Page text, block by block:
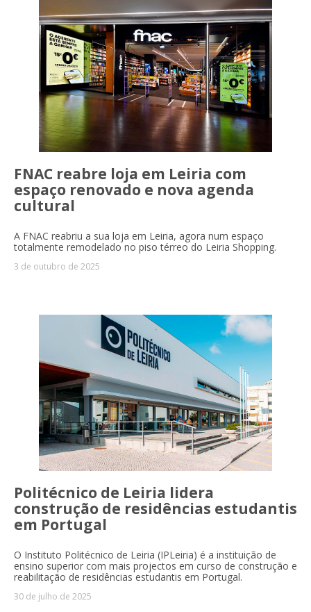
FNAC reabre loja em Leiria com
espaço renovado e nova agenda
cultural
A FNAC reabriu a sua loja em Leiria, agora num espaço
totalmente remodelado no piso térreo do Leiria Shopping.
3 de outubro de 2025
Politécnico de Leiria lidera
construção de residências estudantis
em Portugal
O Instituto Politécnico de Leiria (IPLeiria) é a instituição de
ensino superior com mais projectos em curso de construção e
reabilitação de residências estudantis em Portugal.
30 de julho de 2025